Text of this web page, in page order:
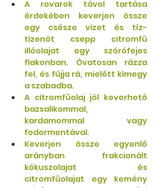
A rovarok távol tartása
érdekében keverjen össze
egy csésze vizet és tíz-
tizenöt csepp citromfű
illóolajat egy szórófejes
flakonban. Óvatosan rázza
fel, és fújja rá, mielőtt kimegy
a szabadba.
A citromfűolaj jól keverhető
bazsalikommal,
kardamommal vagy
fodormentával.
Keverjen össze egyenlő
arányban frakcionált
kókuszolajat és
citromfűolajat egy kemény